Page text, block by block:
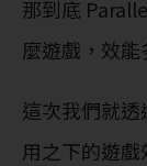
那到底
麼遊戲，效
這次我們就
用之下的遊